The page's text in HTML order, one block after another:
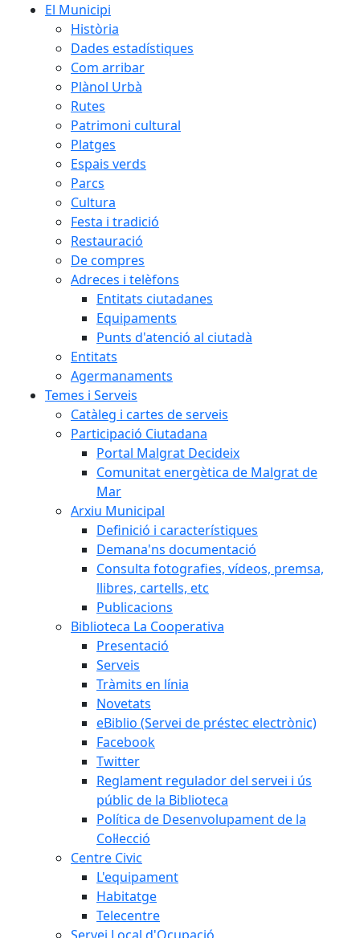
El Municipi
Història
Dades estadístiques
Com arribar
Plànol Urbà
Rutes
Patrimoni cultural
Platges
Espais verds
Parcs
Cultura
Festa i tradició
Restauració
De compres
Adreces i telèfons
Entitats ciutadanes
Equipaments
Punts d'atenció al ciutadà
Entitats
Agermanaments
Temes i Serveis
Catàleg i cartes de serveis
Participació Ciutadana
Portal Malgrat Decideix
Comunitat energètica de Malgrat de
Mar
Arxiu Municipal
Definició i característiques
Demana'ns documentació
Consulta fotografies, vídeos, premsa,
llibres, cartells, etc
Publicacions
Biblioteca La Cooperativa
Presentació
Serveis
Tràmits en línia
Novetats
eBiblio (Servei de préstec electrònic)
Facebook
Twitter
Reglament regulador del servei i ús
públic de la Biblioteca
Política de Desenvolupament de la
Col·lecció
Centre Civic
L'equipament
Habitatge
Telecentre